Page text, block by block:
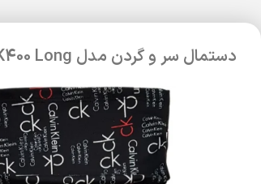
دستمال سر و گردن مدل CK400 Long